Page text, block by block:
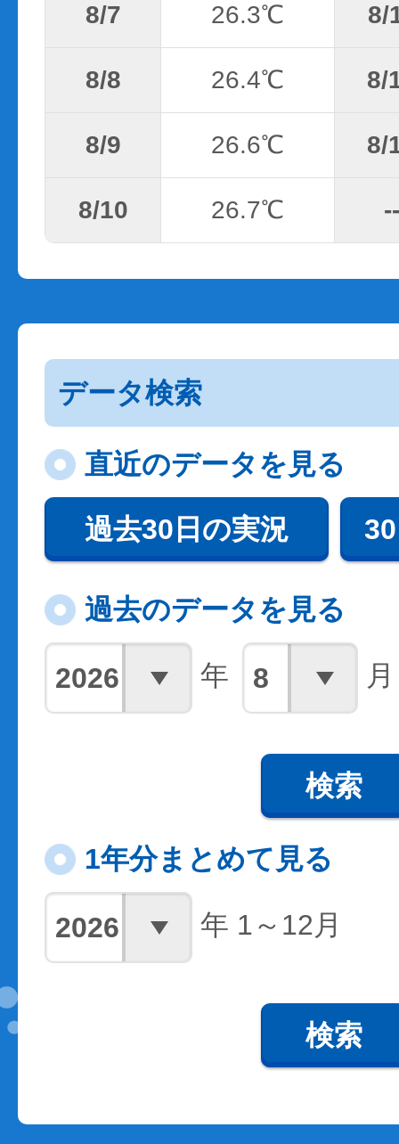
8/7 26.3℃ 8/
8/8 26.4℃ 8/
8/9 26.6℃ 8/
8/10 26.7℃ --
データ検索
直近のデータを見る
過去30日の実況
過去のデータを見る
年 月
検索
1年分まとめて見る
年 1～12月
検索